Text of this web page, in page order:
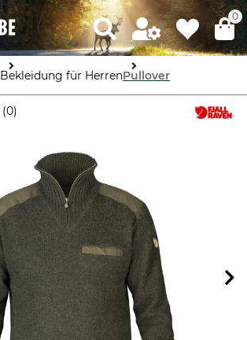
0
Bekleidung für HerrenPullover
0